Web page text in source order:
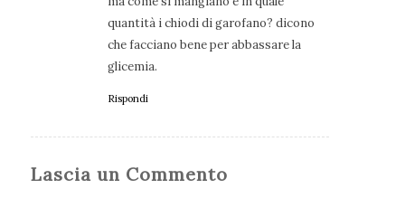
quantità i chiodi di garofano? dicono
che facciano bene per abbassare la
glicemia.
Rispondi
Lascia un Commento